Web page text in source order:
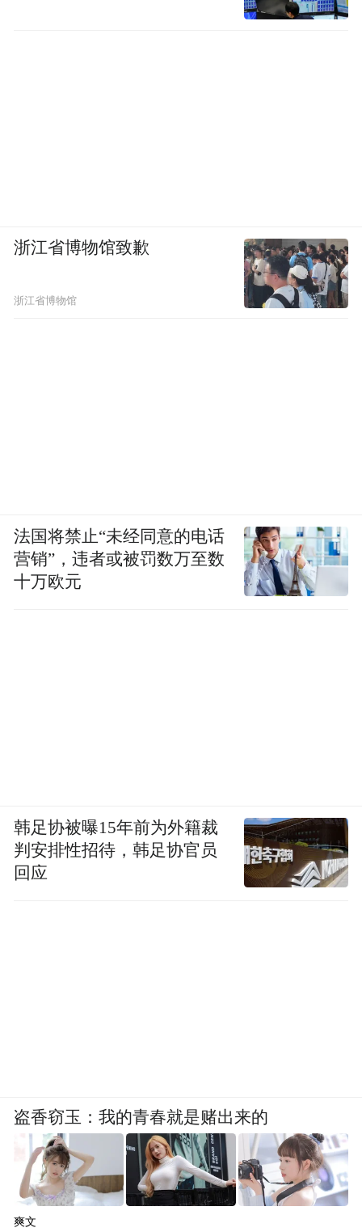
浙江省博物馆致歉
浙江省博物馆
法国将禁止“未经同意的电话
营销”，违者或被罚数万至数
十万欧元
韩足协被曝15年前为外籍裁
判安排性招待，韩足协官员
回应
盗香窃玉：我的青春就是赌出来的
爽文